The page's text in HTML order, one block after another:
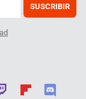
SUSCRIBIR